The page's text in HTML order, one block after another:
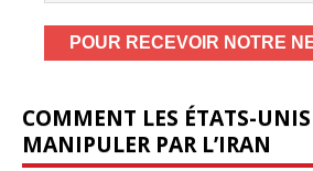
COMMENT LES ÉTATS-
MANIPULER PAR L’IRAN